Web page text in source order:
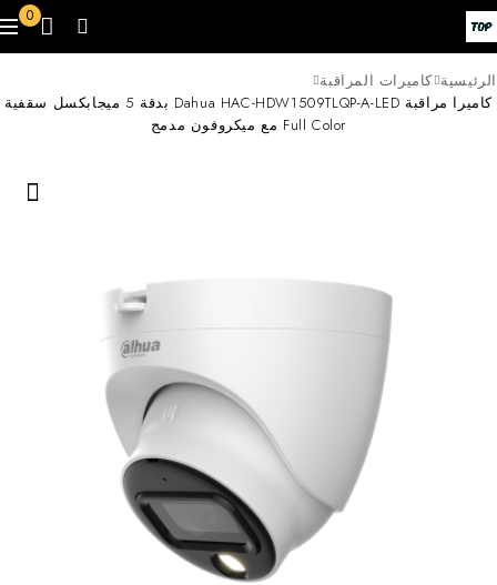
0
الرئيسية كاميرات المراقبة
كاميرا مراقبة Dahua HAC-HDW1509TLQP-A-LED بدقة 5 ميجابكسل سقفية
Full Color مع ميكروفون مدمج